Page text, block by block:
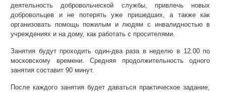
деятельность добровольческой службы, привлечь новых
добровольцев и не потерять уже пришедших, а также как
организовать помощь пожилым и людям с инвалидностью в
учреждениях и на дому, как работать с просителями.
Занятия будут проходить один-два раза в неделю в 12.00 по
московскому времени. Средняя продолжительность одного
занятия составит 90 минут.
После каждого занятия будет даваться практическое задание,